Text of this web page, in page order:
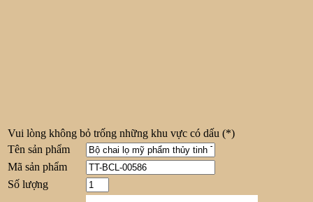
Vui lòng không bỏ trống những khu vực có dấu (*)
Tên sản phẩm
Mã sản phẩm
Số lượng